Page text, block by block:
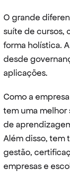
O grande
suíte de cursos,
forma holística.
desde
aplicações.
Como a
tem uma melhor
de
Além disso, tem
gestão,
empresas e